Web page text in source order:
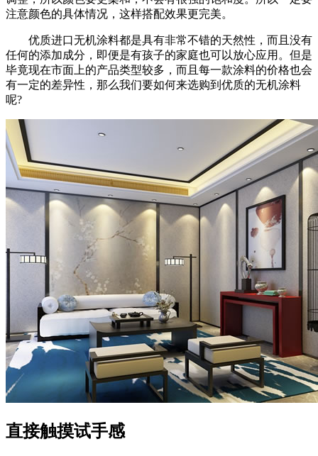
注意颜色的具体情况，这样搭配效果更完美。
优质进口无机涂料都是具有非常不错的天然性，而且没有
任何的添加成分，即便是有孩子的家庭也可以放心应用。但是
毕竟现在市面上的产品类型较多，而且每一款涂料的价格也会
有一定的差异性，那么我们要如何来选购到优质的无机涂料
呢?
直接触摸试手感